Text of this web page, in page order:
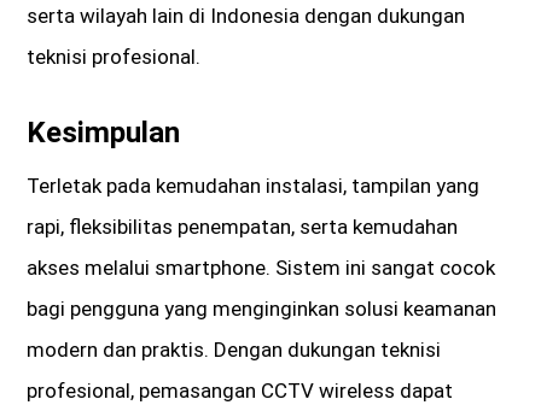
serta wilayah lain di Indonesia dengan dukungan
teknisi profesional.
Kesimpulan
Terletak pada kemudahan instalasi, tampilan yang
rapi, fleksibilitas penempatan, serta kemudahan
akses melalui smartphone. Sistem ini sangat cocok
bagi pengguna yang menginginkan solusi keamanan
modern dan praktis. Dengan dukungan teknisi
profesional, pemasangan CCTV wireless dapat